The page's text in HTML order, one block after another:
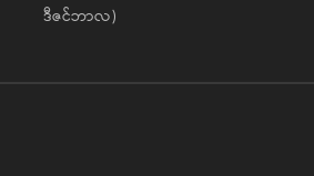
ဒီဇင်ဘာလ)